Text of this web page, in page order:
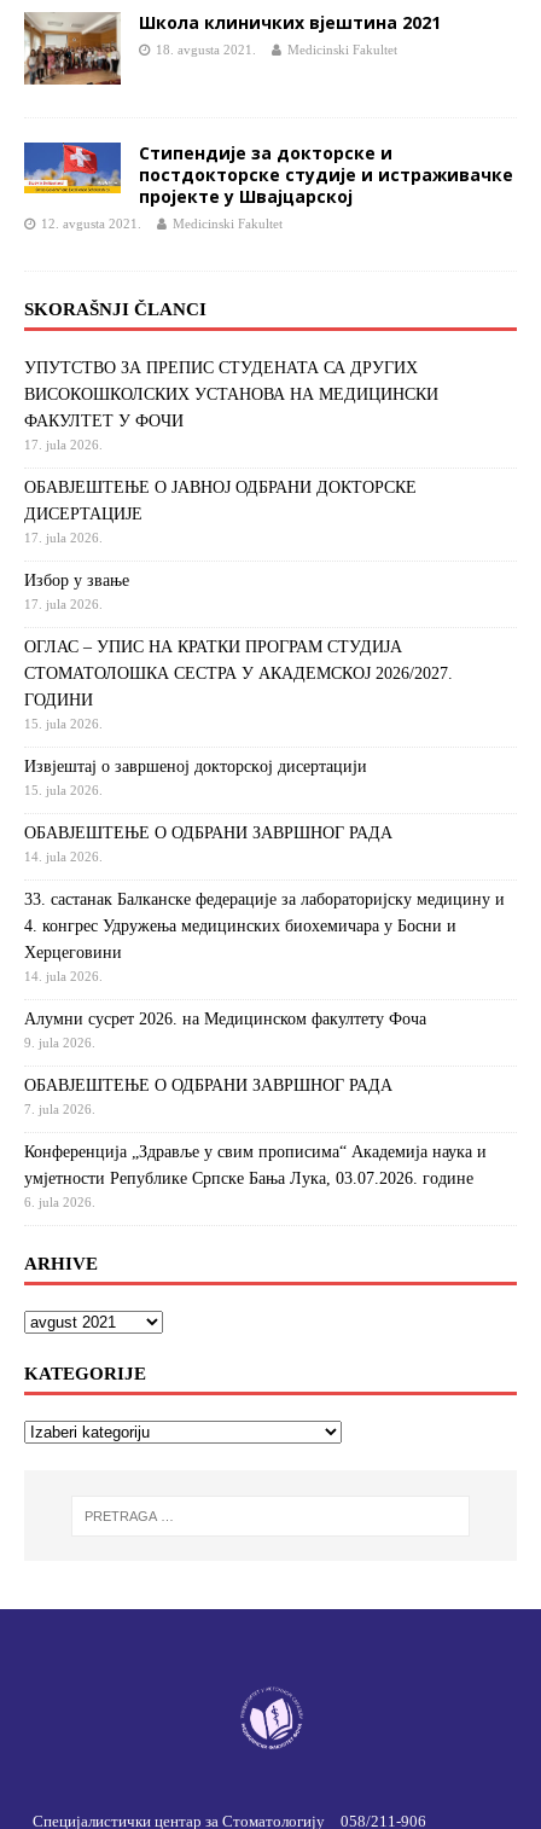
Школа клиничких вјештина 2021
18. avgusta 2021. Medicinski Fakultet
Стипендије за докторске и
постдокторске студије и истраживачке
пројекте у Швајцарској
12. avgusta 2021. Medicinski Fakultet
SKORAŠNJI ČLANCI
УПУТСТВО ЗА ПРЕПИС СТУДЕНАТА СА ДРУГИХ
ВИСОКОШКОЛСКИХ УСТАНОВА НА МЕДИЦИНСКИ
ФАКУЛТЕТ У ФОЧИ
17. jula 2026.
ОБАВЈЕШТЕЊЕ О ЈАВНОЈ ОДБРАНИ ДОКТОРСКЕ
ДИСЕРТАЦИЈЕ
17. jula 2026.
Избор у звање
17. jula 2026.
ОГЛАС – УПИС НА КРАТКИ ПРОГРАМ СТУДИЈА
СТОМАТОЛОШКА СЕСТРА У АКАДЕМСКОЈ 2026/2027.
ГОДИНИ
15. jula 2026.
Извjeштaj o зaвршeнoj дoктoрскoj дисeртaциjи
15. jula 2026.
ОБАВЈЕШТЕЊЕ О ОДБРАНИ ЗАВРШНОГ РАДА
14. jula 2026.
33. састанак Балканске федерације за лабораторијску медицину и
4. конгрес Удружења медицинских биохемичара у Босни и
Херцеговини
14. jula 2026.
Алумни сусрет 2026. на Медицинском факултету Фоча
9. jula 2026.
ОБАВЈЕШТЕЊЕ О ОДБРАНИ ЗАВРШНОГ РАДА
7. jula 2026.
Конференција „Здравље у свим прописима“ Академија наука и
умјетности Републике Српске Бања Лука, 03.07.2026. године
6. jula 2026.
ARHIVE
KATEGORIJE
Специјалистички центар за Стоматологију 058/211-906